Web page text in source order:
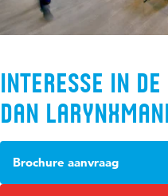
Interesse in
dan
Brochure aanvraag